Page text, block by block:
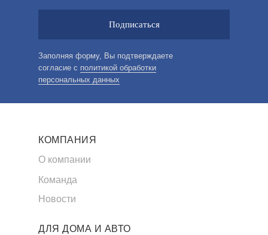
Подписаться
Заполняя форму, Вы подтверждаете
согласие с политикой обработки
персональных данных
КОМПАНИЯ
О компании
Команда
ДЛЯ ДОМА И АВТО
Новости